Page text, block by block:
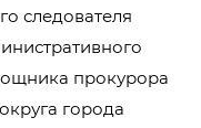
следователя
прокурора
города